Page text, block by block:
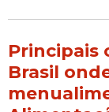
Principais
Brasil